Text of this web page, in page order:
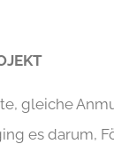
gleiche
es darum,